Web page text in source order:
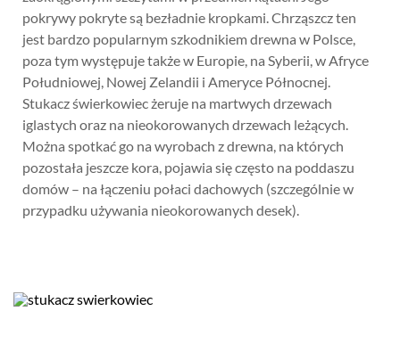
pokrywy pokryte są bezładnie kropkami. Chrząszcz ten
jest bardzo popularnym szkodnikiem drewna w Polsce,
poza tym występuje także w Europie, na Syberii, w Afryce
Południowej, Nowej Zelandii i Ameryce Północnej.
Stukacz świerkowiec żeruje na martwych drzewach
iglastych oraz na nieokorowanych drzewach leżących.
Można spotkać go na wyrobach z drewna, na których
pozostała jeszcze kora, pojawia się często na poddaszu
domów – na łączeniu połaci dachowych (szczególnie w
przypadku używania nieokorowanych desek).